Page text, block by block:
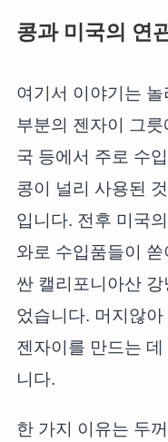
콩과 미국의 연
여기서 이야기는
부분의 젠자이 그
국 등에서 주로 수
콩이 널리 사용된
입니다. 전후 미국
와로 수입품들이
싼 캘리포니아산
었습니다. 머지않
젠자이를 만드는
니다.
한 가지 이유는 두